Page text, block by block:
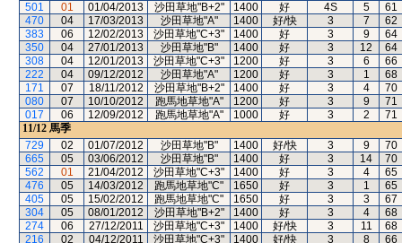
501
01 01/04/2013 沙田草地"B+2" 1400 好 4S 5
61
470
04 17/03/2013 沙田草地"A" 1400 好/快 3 7
62
383
06 12/02/2013 沙田草地"C+3" 1400 好 3 9
64
350
04 27/01/2013 沙田草地"B" 1400 好 3 12
64
308
04 12/01/2013 沙田草地"C+3" 1200 好 3 6
66
222
04 09/12/2012 沙田草地"A" 1200 好 3 1
68
171
07 18/11/2012 沙田草地"B+2" 1400 好 3 4
70
080
07 10/10/2012 跑馬地草地"A" 1200 好 3 9
71
017
06 12/09/2012 跑馬地草地"A" 1000 好 3 2
71
11/12 馬季
729
02 01/07/2012 沙田草地"B" 1400 好/快 3 9
70
665
05 03/06/2012 沙田草地"B" 1400 好 3 14
70
562
01 21/04/2012 沙田草地"C+3" 1400 好 3 4
65
476
05 14/03/2012 跑馬地草地"C" 1650 好 3 1
65
405
05 15/02/2012 跑馬地草地"C" 1650 好 3 3
67
304
05 08/01/2012 沙田草地"B+2" 1400 好 3 4
68
274
06 27/12/2011 沙田草地"C+3" 1400 好/快 3 11
68
216
02 04/12/2011 沙田草地"C+3" 1400 好/快 3 8
66